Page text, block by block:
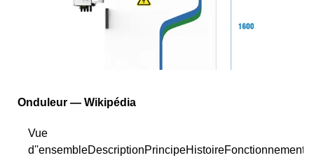
Onduleur — Wikipédia
Vue
d''ensembleDescriptionPrincipeHistoireFonctionnement